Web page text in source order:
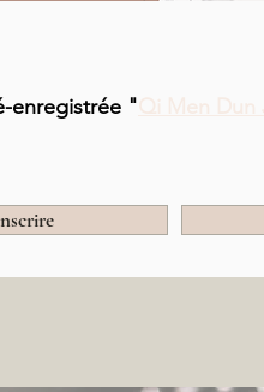
enregistrée "